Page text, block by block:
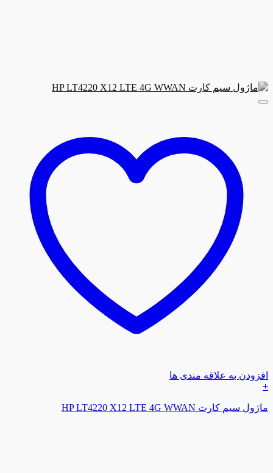
افزودن به علاقه مندی ها
+
ماژول سیم کارت HP LT4220 X12 LTE 4G WWAN